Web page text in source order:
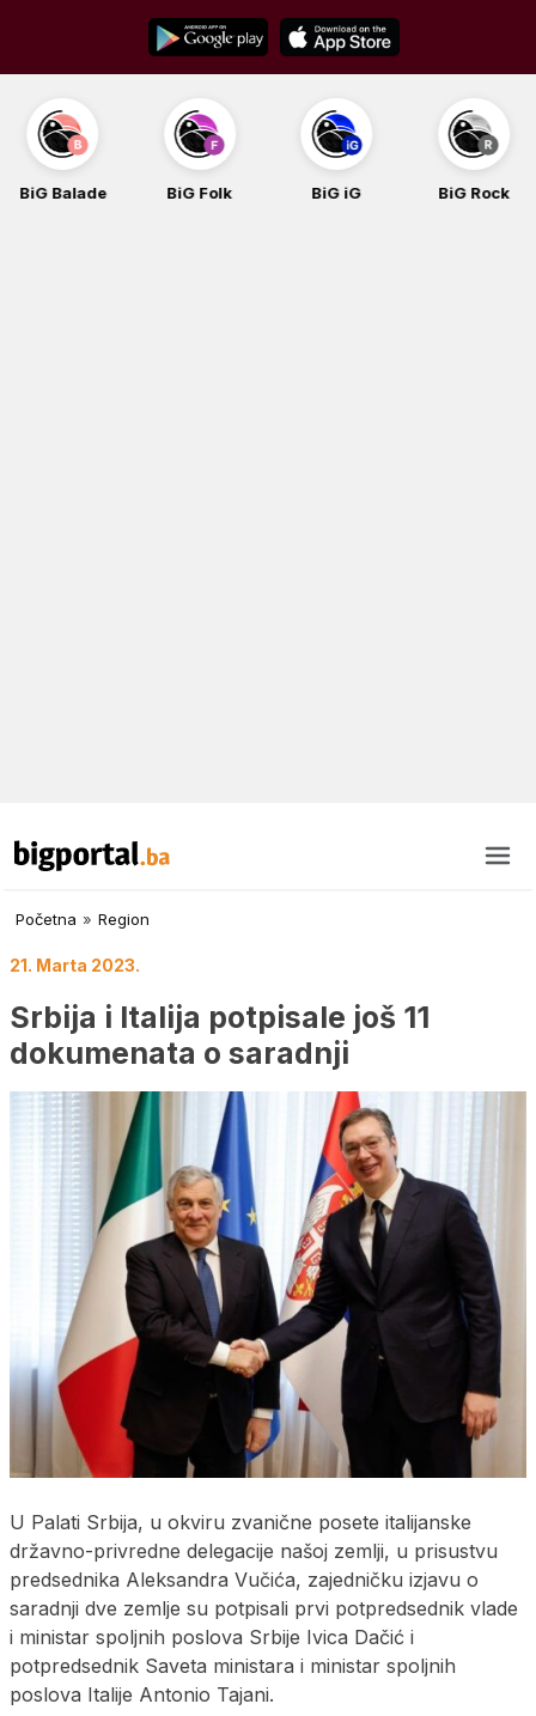
content
BiG Balade BiG Folk BiG iG BiG Rock
Početna » Region
21. Marta 2023.
Srbija i Italija potpisale još 11
dokumenata o saradnji
U Palati Srbija, u okviru zvanične posete italijanske
državno-privredne delegacije našoj zemlji, u prisustvu
predsednika Aleksandra Vučića, zajedničku izjavu o
saradnji dve zemlje su potpisali prvi potpredsednik vlade
i ministar spoljnih poslova Srbije Ivica Dačić i
potpredsednik Saveta ministara i ministar spoljnih
poslova Italije Antonio Tajani.